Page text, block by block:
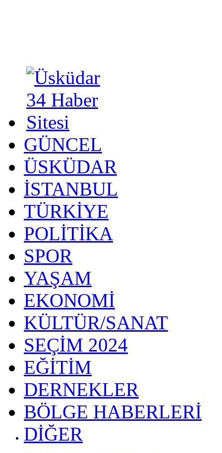
GÜNCEL
ÜSKÜDAR
İSTANBUL
TÜRKİYE
POLİTİKA
SPOR
YAŞAM
EKONOMİ
KÜLTÜR/SANAT
SEÇİM 2024
EĞİTİM
DERNEKLER
BÖLGE HABERLERİ
DİĞER